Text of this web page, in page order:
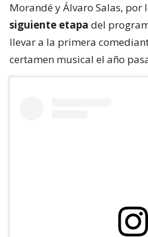
Morandé y Álvaro Salas, por
siguiente etapa del
llevar a la primera
certamen musical el año